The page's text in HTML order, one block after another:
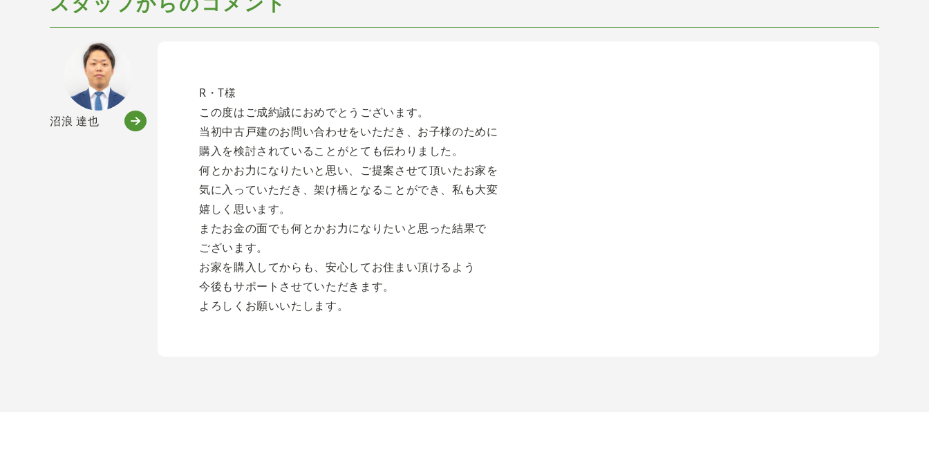
沼浪 達也
R・T様
この度はご成約誠におめでとうございます。
当初中古戸建のお問い合わせをいただき、お子様のために
購入を検討されていることがとても伝わりました。
何とかお力になりたいと思い、ご提案させて頂いたお家を
気に入っていただき、架け橋となることができ、私も大変
嬉しく思います。
またお金の面でも何とかお力になりたいと思った結果で
ございます。
お家を購入してからも、安心してお住まい頂けるよう
今後もサポートさせていただきます。
よろしくお願いいたします。